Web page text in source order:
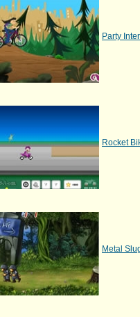
Party
Rocket
Metal